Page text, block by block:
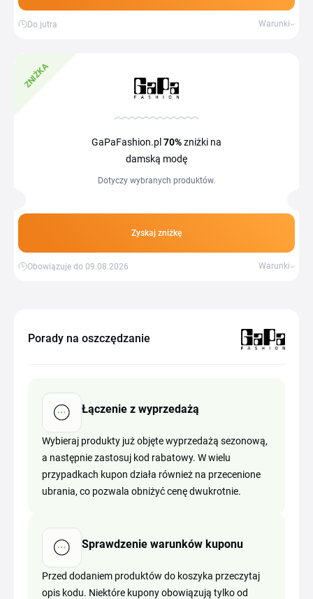
Do jutra Warunki
ZNIŻKA
GaPaFashion.pl 70%zniżki na
damską modę
Dotyczy wybranych produktów.
Zyskaj zniżkę
Obowiązuje do 09.08.2026 Warunki
Porady na oszczędzanie
Łączenie z wyprzedażą
Wybieraj produkty już objęte wyprzedażą sezonową,
a następnie zastosuj kod rabatowy. W wielu
przypadkach kupon działa również na przecenione
ubrania, co pozwala obniżyć cenę dwukrotnie.
Sprawdzenie warunków kuponu
Przed dodaniem produktów do koszyka przeczytaj
opis kodu. Niektóre kupony obowiązują tylko od